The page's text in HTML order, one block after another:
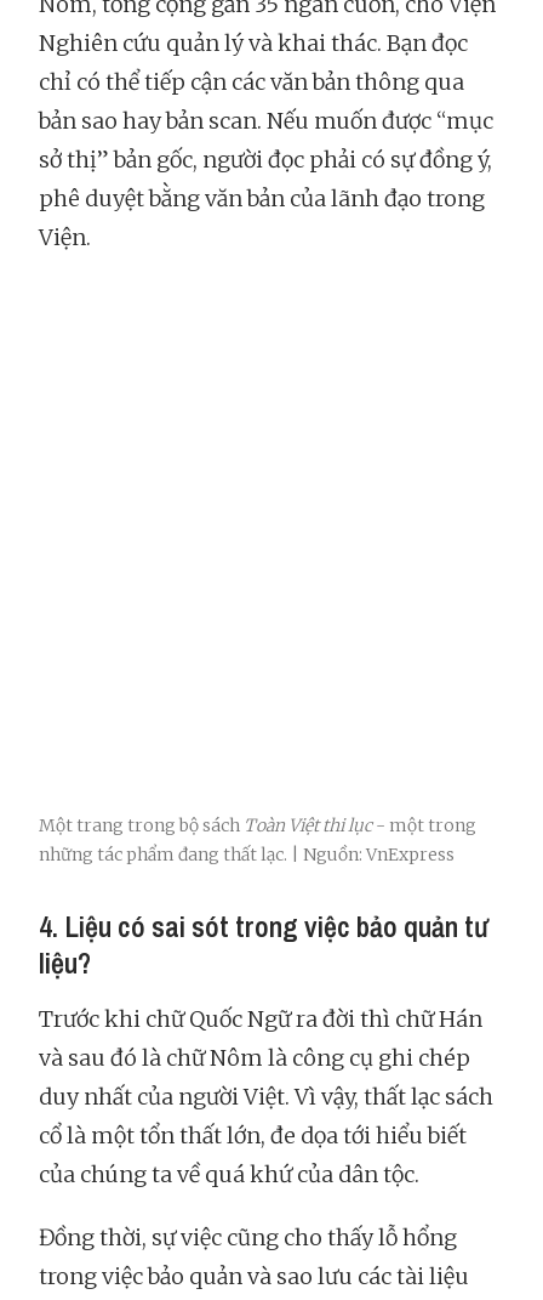
Nghiên cứu quản lý và khai thác. Bạn đọc
chỉ có thể tiếp cận các văn bản thông qua
bản sao hay bản scan. Nếu muốn được “mục
sở thị” bản gốc, người đọc phải có sự đồng ý,
phê duyệt bằng văn bản của lãnh đạo trong
Viện.
Một trang trong bộ sách Toàn Việt thi lục- một trong
những tác phẩm đang thất lạc. | Nguồn: VnExpress
4. Liệu có sai sót trong việc bảo quản tư
liệu?
Trước khi chữ Quốc Ngữ ra đời thì chữ Hán
và sau đó là chữ Nôm là công cụ ghi chép
duy nhất của người Việt. Vì vậy, thất lạc sách
cổ là một tổn thất lớn, đe dọa tới hiểu biết
của chúng ta về quá khứ của dân tộc.
Đồng thời, sự việc cũng cho thấy lỗ hổng
trong việc bảo quản và sao lưu các tài liệu